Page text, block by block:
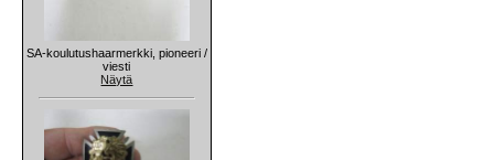
SA-koulutushaarmerkki, pioneeri /
viesti
Näytä